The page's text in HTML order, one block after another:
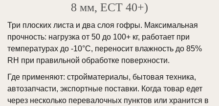
8 мм, ECT 40+)
Три плоских листа и два слоя гофры. Максимальная
прочность: нагрузка от 50 до 100+ кг, работает при
температурах до -10°C, переносит влажность до 85%
RH при правильной обработке поверхности.
Где применяют: стройматериалы, бытовая техника,
автозапчасти, экспортные поставки. Когда товар едет
через несколько перевалочных пунктов или хранится в